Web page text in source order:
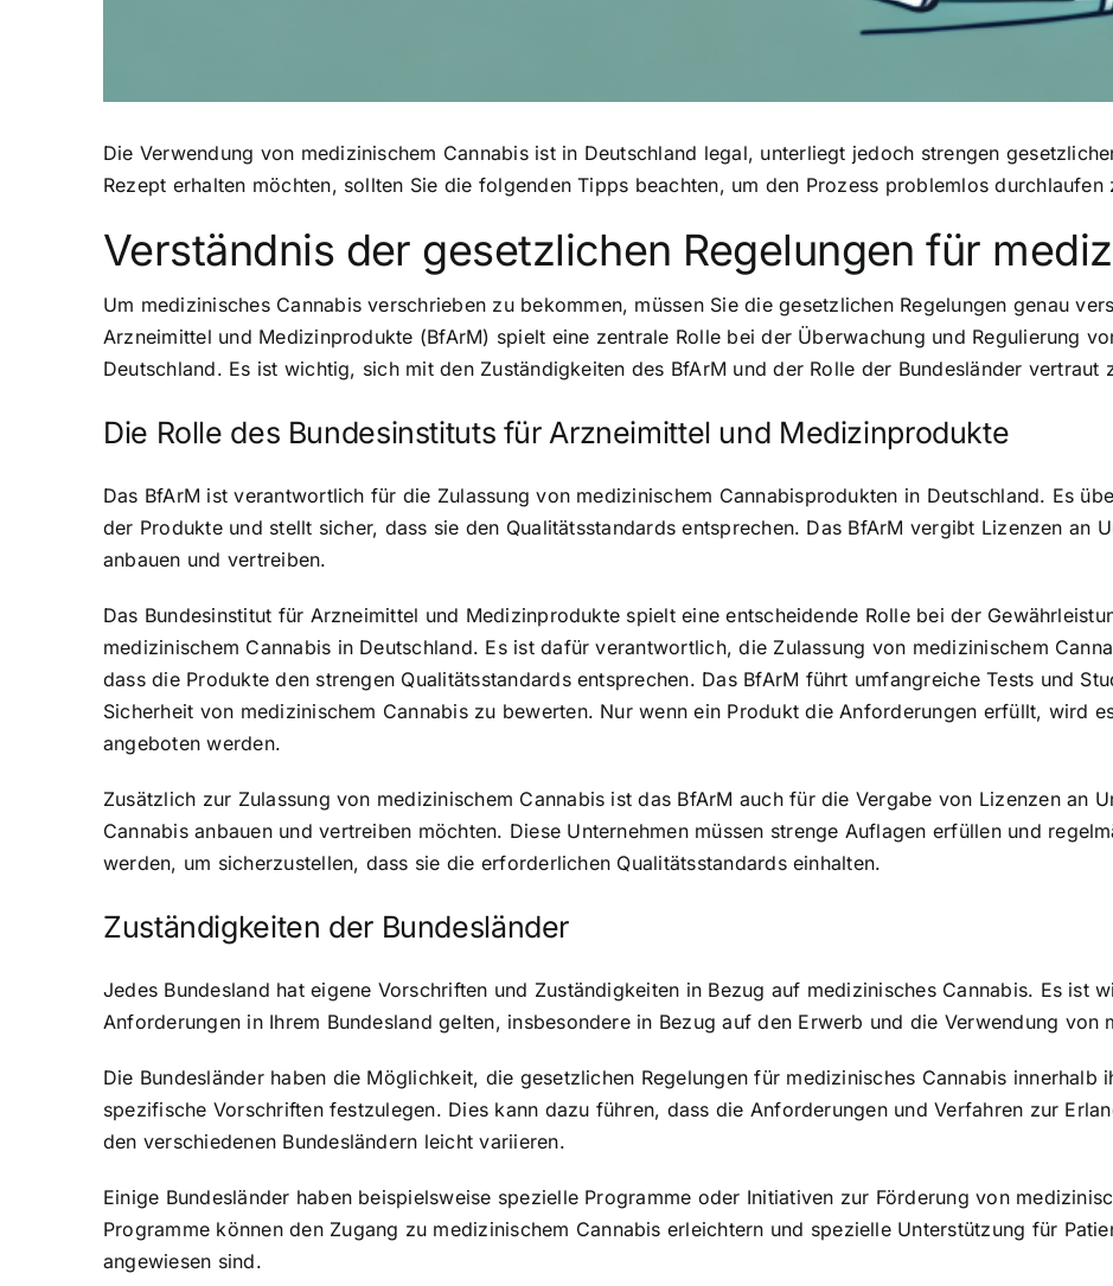
Die Verwendung von medizinischem Cannabis ist in Deutschland legal, unterliegt jedoch strengen
Rezept erhalten möchten, sollten Sie die folgenden Tipps beachten, um den Prozess problemlos durchlaufen
Verständnis der gesetzlichen Regelungen für
Um medizinisches Cannabis verschrieben zu bekommen, müssen Sie die gesetzlichen Regelungen genau
Arzneimittel und Medizinprodukte (BfArM) spielt eine zentrale Rolle bei der Überwachung und Regulierung
Deutschland. Es ist wichtig, sich mit den Zuständigkeiten des BfArM und der Rolle der Bundesländer vertraut
Die Rolle des Bundesinstituts für Arzneimittel und Medizinprodukte
Das BfArM ist verantwortlich für die Zulassung von medizinischem Cannabisprodukten in Deutschland. Es
der Produkte und stellt sicher, dass sie den Qualitätsstandards entsprechen. Das BfArM vergibt Lizenzen an
anbauen und vertreiben.
Das Bundesinstitut für Arzneimittel und Medizinprodukte spielt eine entscheidende Rolle bei der
medizinischem Cannabis in Deutschland. Es ist dafür verantwortlich, die Zulassung von medizinischem
dass die Produkte den strengen Qualitätsstandards entsprechen. Das BfArM führt umfangreiche Tests und
Sicherheit von medizinischem Cannabis zu bewerten. Nur wenn ein Produkt die Anforderungen erfüllt, wird
angeboten werden.
Zusätzlich zur Zulassung von medizinischem Cannabis ist das BfArM auch für die Vergabe von Lizenzen an
Cannabis anbauen und vertreiben möchten. Diese Unternehmen müssen strenge Auflagen erfüllen und
werden, um sicherzustellen, dass sie die erforderlichen Qualitätsstandards einhalten.
Zuständigkeiten der Bundesländer
Jedes Bundesland hat eigene Vorschriften und Zuständigkeiten in Bezug auf medizinisches Cannabis. Es ist
Anforderungen in Ihrem Bundesland gelten, insbesondere in Bezug auf den Erwerb und die Verwendung von
Die Bundesländer haben die Möglichkeit, die gesetzlichen Regelungen für medizinisches Cannabis innerhalb
spezifische Vorschriften festzulegen. Dies kann dazu führen, dass die Anforderungen und Verfahren zur
den verschiedenen Bundesländern leicht variieren.
Einige Bundesländer haben beispielsweise spezielle Programme oder Initiativen zur Förderung von
Programme können den Zugang zu medizinischem Cannabis erleichtern und spezielle Unterstützung für
angewiesen sind.